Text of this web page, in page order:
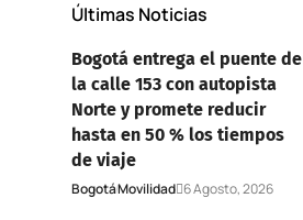
Últimas Noticias
Bogotá entrega el puente de
la calle 153 con autopista
Norte y promete reducir
hasta en 50 % los tiempos
de viaje
BogotáMovilidad 6 Agosto, 2026